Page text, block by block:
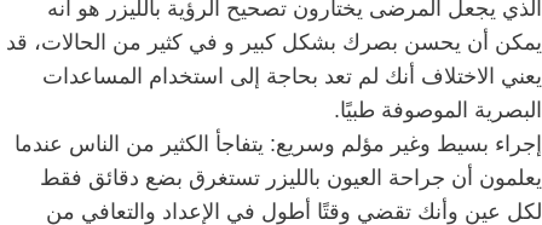
الذي يجعل المرضى يختارون تصحيح الرؤية بالليزر هو أنه
يمكن أن يحسن بصرك بشكل كبير و في كثير من الحالات، قد
يعني الاختلاف أنك لم تعد بحاجة إلى استخدام المساعدات
البصرية الموصوفة طبيًا.
إجراء بسيط وغير مؤلم وسريع: يتفاجأ الكثير من الناس عندما
يعلمون أن جراحة العيون بالليزر تستغرق بضع دقائق فقط
لكل عين وأنك تقضي وقتًا أطول في الإعداد والتعافي من